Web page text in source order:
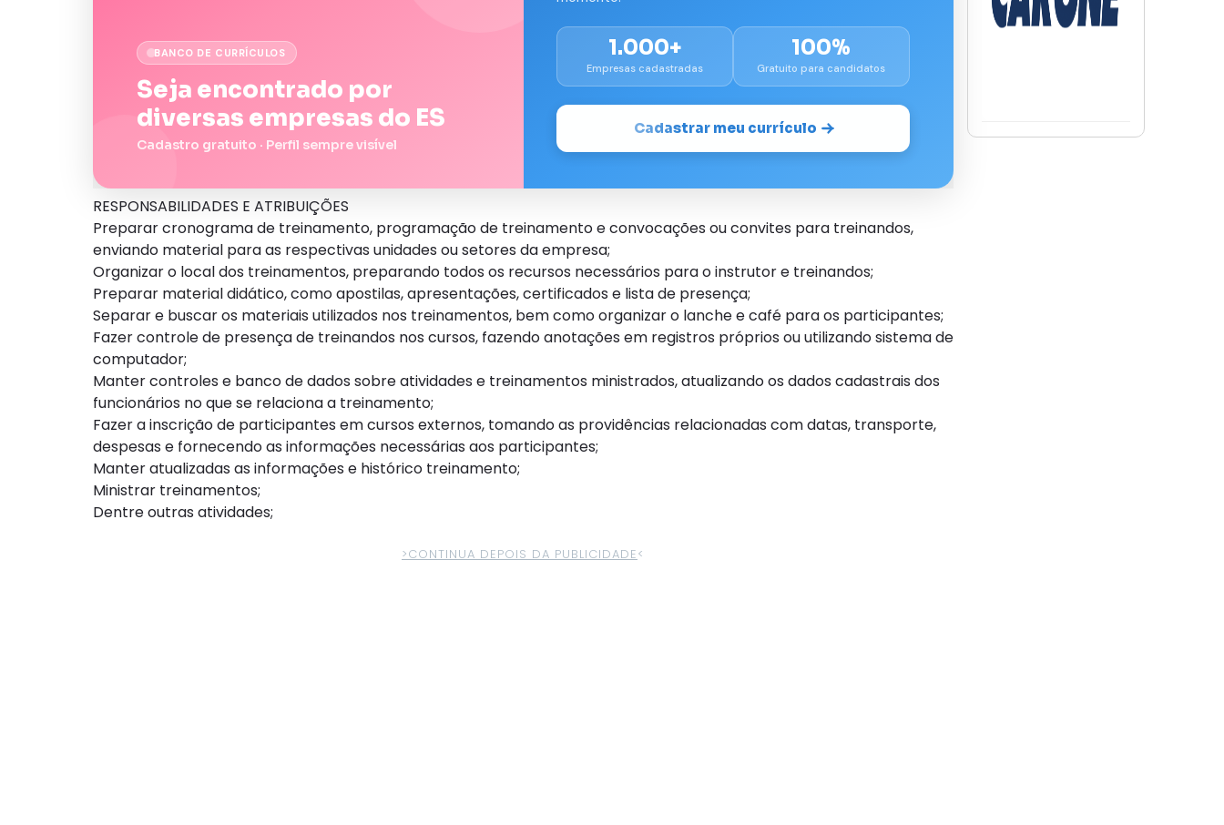
BANCO DE CURRÍCULOS
Seja encontrado por
diversas empresas do ES
Cadastro gratuito · Perfil sempre visível
1.000+
Empresas cadastradas
100%
Gratuito para candidatos
Cadastrar meu currículo
RESPONSABILIDADES E ATRIBUIÇÕES
Preparar cronograma de treinamento, programação de treinamento e convocações ou convites para treinandos,
enviando material para as respectivas unidades ou setores da empresa;
Organizar o local dos treinamentos, preparando todos os recursos necessários para o instrutor e treinandos;
Preparar material didático, como apostilas, apresentações, certificados e lista de presença;
Separar e buscar os materiais utilizados nos treinamentos, bem como organizar o lanche e café para os participantes;
Fazer controle de presença de treinandos nos cursos, fazendo anotações em registros próprios ou utilizando sistema de
computador;
Manter controles e banco de dados sobre atividades e treinamentos ministrados, atualizando os dados cadastrais dos
funcionários no que se relaciona a treinamento;
Fazer a inscrição de participantes em cursos externos, tomando as providências relacionadas com datas, transporte,
despesas e fornecendo as informações necessárias aos participantes;
Manter atualizadas as informações e histórico treinamento;
Ministrar treinamentos;
Dentre outras atividades;
>CONTINUA DEPOIS DA PUBLICIDADE<